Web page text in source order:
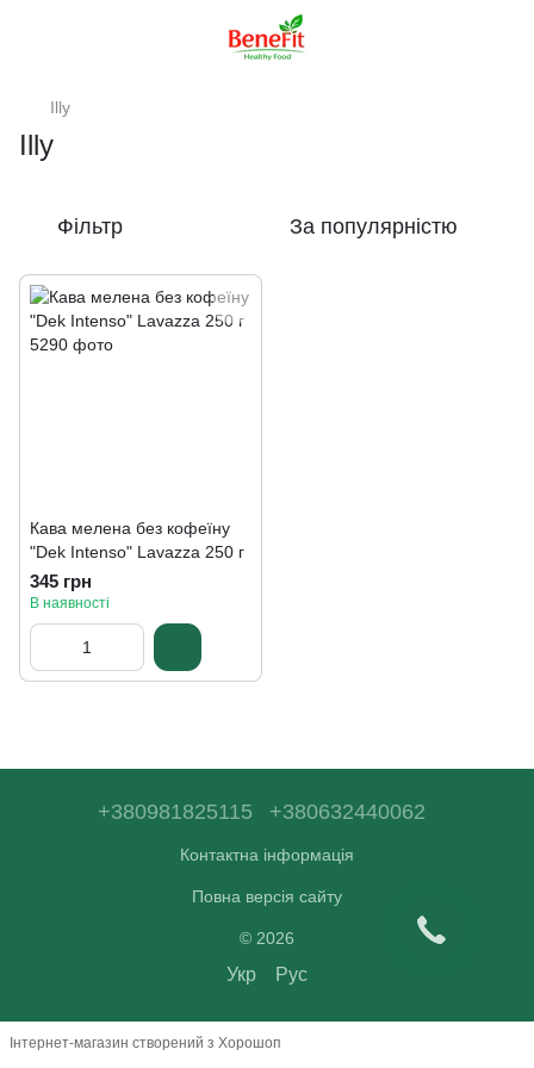
Illy
Illy
Фільтр За популярністю
Кава мелена без кофеїну
"Dek Intenso" Lavazza 250 г
345 грн
В наявності
+380981825115 +380632440062
Контактна інформація
Повна версія сайту
© 2026
Укр Рус
Інтернет-магазин створений з Хорошоп